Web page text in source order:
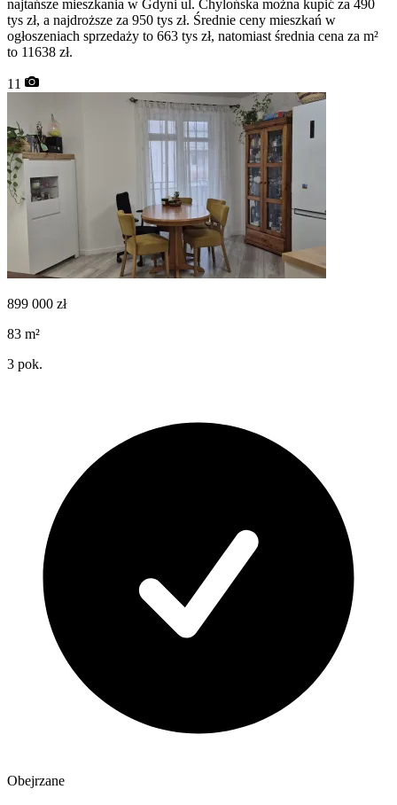
najtańsze mieszkania w Gdyni ul. Chylońska można kupić za 490
tys zł, a najdroższe za 950 tys zł. Średnie ceny mieszkań w
ogłoszeniach sprzedaży to 663 tys zł, natomiast średnia cena za m²
to 11638 zł.
11
899 000 zł
83 m²
3 pok.
Obejrzane